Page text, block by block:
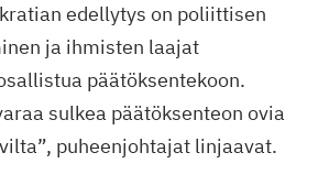
edellytys on poliittisen
ja ihmisten laajat
päätöksentekoon.
sulkea päätöksenteon ovia
puheenjohtajat linjaavat.